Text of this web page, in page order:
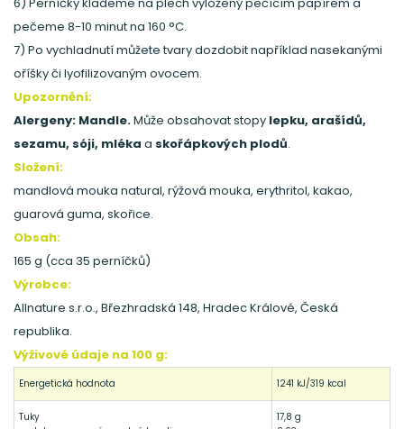
pečeme 8-10 minut na 160 °C.
7) Po vychladnutí můžete tvary dozdobit například nasekanými
oříšky či lyofilizovaným ovocem.
Upozornění:
Alergeny: Mandle.Může obsahovat stopy lepku, arašídů,
sezamu, sóji, mléka a skořápkových plodů.
Složení:
mandlová mouka natural, rýžová mouka, erythritol, kakao,
guarová guma, skořice.
Obsah:
165 g (cca 35 perníčků)
Výrobce:
Allnature s.r.o., Březhradská 148, Hradec Králové, Česká
republika.
Výživové údaje na 100 g:
Energetická hodnota 1241 kJ/319 kcal
Tuky
17,8 g